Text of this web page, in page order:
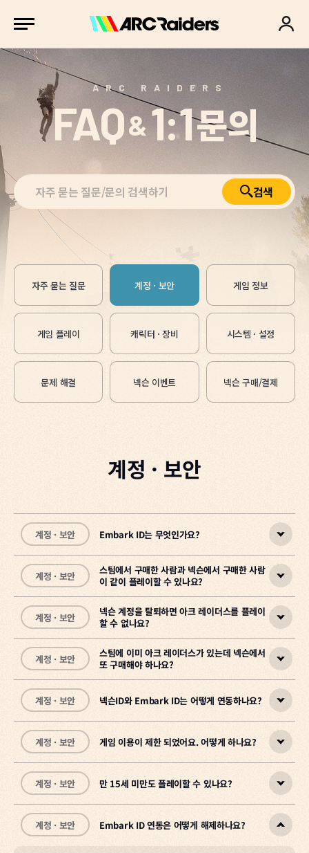
ARC RAIDERS
FAQ&1:1문의
검색
자주 묻는 질문 계정 · 보안 게임 정보
게임 플레이 캐릭터 · 장비 시스템 · 설정
문제 해결 넥슨 이벤트 넥슨 구매/결제
계정 · 보안
계정 · 보안 Embark ID는 무엇인가요?
Embark ID는 ARC Raiders 플레이에 반드시 필요한 계정으로, 장비·
진행 상황·꾸미기 아이템을 저장합니다.
이를 통해 Steam, PlayStation 5, Xbox Series X|S 등 플랫폼을
바꿔도 진행 상황을 잃지 않고 이어서 플레이할 수 있고, 다른 플랫폼
을 쓰는 친구와도 함께 플레이할 수 있습니다.
[Embark ID 연동하기]
게임 문의
계정 · 보안
스팀에서 구매한 사람과 넥슨에서 구매한 사람
이 같이 플레이할 수 있나요?
네, 함께 플레이할 수 있습니다.
ARC Raiders는플랫폼에 관계없이 동일한 서버에서 매칭되며,
Steam, 넥슨, PlayStation, Xbox 등 서로 다른 플랫폼의 이용자와
함께 플레이할 수 있습니다.
게임 진행 상황은 Embark ID를 기준으로 저장되므로, 여러 플랫폼에
서 같은 진행 상황을 이어가려면 동일한 Embark ID에 각 플랫폼 계정
을 연동해주세요.
게임 문의
계정 · 보안
넥슨 계정을 탈퇴하면 아크 레이더스를 플레이
할 수 없나요?
네, 해당 넥슨 계정으로는 더 이상 플레이할 수 없습니다.
게임 진행 상황은 Embark ID에 저장되지만,넥슨 계정을 탈퇴하면 넥
슨 경로로는 더 이상 접속할 수 없습니다.
다른 플랫폼(Steam 등)이 같은 Embark ID에 연동되어 있다면 그쪽
으로 이어서 플레이할 수 있습니다.
단, 넥슨에서만 구매하신 분은 탈퇴 후 다른 플랫폼에서 별도 구매가
필요합니다.
게임 문의
계정 · 보안
스팀에 이미 아크 레이더스가 있는데 넥슨에서
또 구매해야 하나요?
네, 넥슨에서 플레이하려면 별도 구매가 필요합니다.
Embark 홈페이지에서 넥슨ID와 스팀 계정을 연동하면 진행 상황은
공유되지만, 연동한 넥슨ID로 실제 플레이하려면
① 넥슨 가맹 PC방을 방문하거나
② 넥슨닷컴에서 에디션을 구매해야 합니다.
[Embark ID 연동하기]
게임 문의
계정 · 보안 넥슨ID와 Embark ID는 어떻게 연동하나요?
넥슨닷컴이나 PC방에서 게임에 처음 접속하면 나오는 연동 화면에서
[기존 계정 연동] 또는 [신규 계정 생성] 중 하나를 선택하면 됩니다.
기존에 테스트에 참여하여 ARC Raiders 또는 THE FINALS 플레이
경험이 있다면,
Embark ID가 존재하며
[기존 계정 연동]
버튼을 클릭하여 넥슨ID와
연동할 수 있습니다.
계정 · 보안 게임 이용이 제한 되었어요. 어떻게 하나요?
게임 이용 제한에 대한 궁금증은 Embark 고객지원 페이지를 이용해
주세요.
[Embark 고객지원 페이지(제재 관련)]
※ 넥슨 고객센터 서비스 이용 범위: 넥슨닷컴(계정, 결제), PC방 서비
계정 · 보안 만 15세 미만도 플레이할 수 있나요?
아니요, 플레이할 수 없습니다.
ARC Raiders는 15세 이용가 게임으로, 15세 미만은 제품 구매와 플
계정 · 보안 Embark ID 연동은 어떻게 해제하나요?